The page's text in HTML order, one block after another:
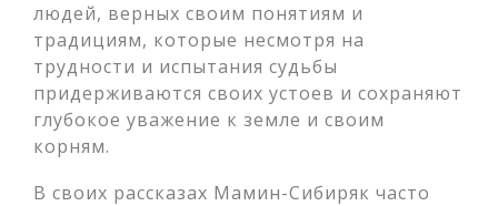
людей, верных своим понятиям и
традициям, которые несмотря на
трудности и испытания судьбы
придерживаются своих устоев и сохраняют
глубокое уважение к земле и своим
корням.
В своих рассказах Мамин-Сибиряк часто